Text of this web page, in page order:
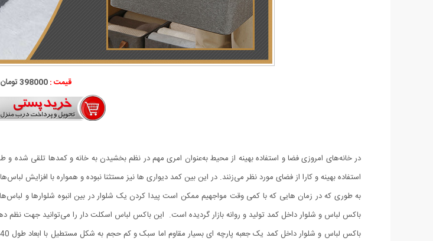
قیمت :398000 تومان
در خانه‌های امروزی فضا و استفاده بهینه از محیط به‌عنوان امری مهم در نظم بخشیدن به خانه و کمدها تلقی شده
استفاده بهینه و کارا از فضای مورد نظر می‌زنند. در این ‌بین کمد دیواری ‌ها نیز مستثنا نبوده و همواره با افزایش
به ‌طوری‌ که در زمان ‌هایی که با کمی وقت مواجهیم ممکن است پیدا کردن یک شلوار در بین انبوه شلوارها و
باکس لباس و شلوار داخل کمد تولید و روانه بازار گردیده است. این باکس لباس اسکلت دار را می‌توانید جهت نظم